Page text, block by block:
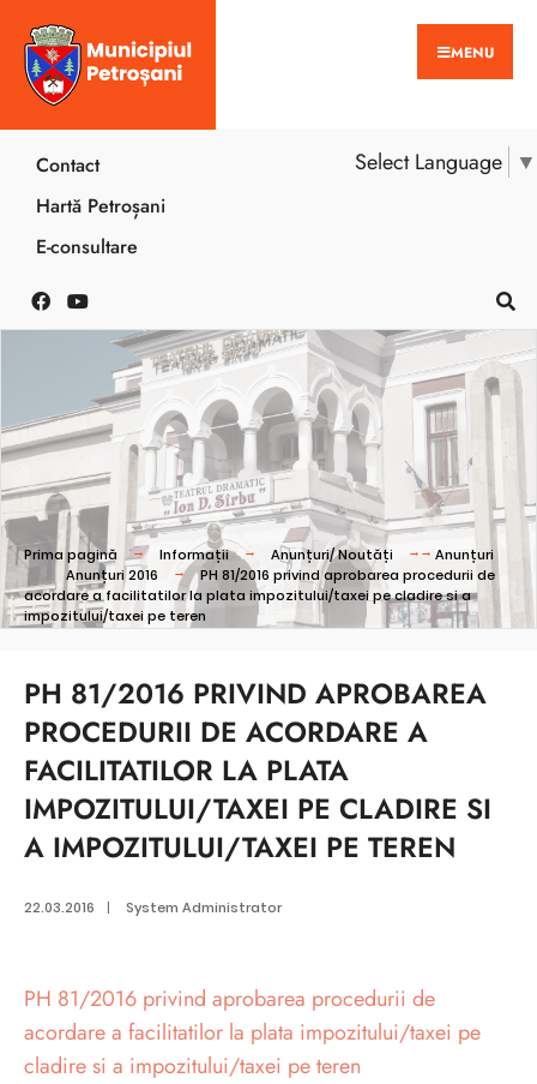
MENU
Select Language ▼
Contact
Hartă Petroșani
E-consultare
Prima pagină Informații Anunțuri/ Noutăți
Anunțuri
Anunțuri 2016
PH 81/2016 privind aprobarea procedurii de
acordare a facilitatilor la plata impozitului/taxei pe cladire si a
impozitului/taxei pe teren
PH 81/2016 PRIVIND APROBAREA
PROCEDURII DE ACORDARE A
FACILITATILOR LA PLATA
IMPOZITULUI/TAXEI PE CLADIRE SI
A IMPOZITULUI/TAXEI PE TEREN
22.03.2016 | System Administrator
PH 81/2016 privind aprobarea procedurii de
acordare a facilitatilor la plata impozitului/taxei pe
cladire si a impozitului/taxei pe teren